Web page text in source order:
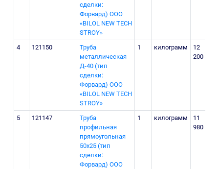
сделки:
Форвард) ООО
«BILOL NEW TECH
STROY»
4 121150
Труба
металлическая
Д-40 (тип
сделки:
Форвард) ООО
«BILOL NEW TECH
STROY»
1 килограмм
12
200
5 121147
Труба
профильная
прямоугольная
50х25 (тип
сделки:
Форвард) ООО
1 килограмм
11
980